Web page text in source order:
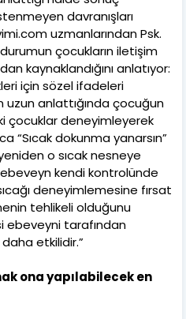
davranışları
uzmanlarından Psk.
çocukların iletişim
kaynaklandığını anlatıyor:
için sözel ifadeleri
anlattığında çocuğun
çocuklar deneyimleyerek
“Sıcak dokunma yanarsın”
o sıcak nesneye
kendi kontrolünde
deneyimlemesine fırsat
tehlikeli olduğunu
ebeveyni tarafından
etkilidir.”
ona yapılabilecek en